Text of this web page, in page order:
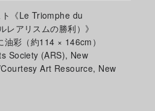
《Le Triomphe du
アリスムの勝利）》
油彩（約114 × 146cm）
Society (ARS), New
Art Resource, New